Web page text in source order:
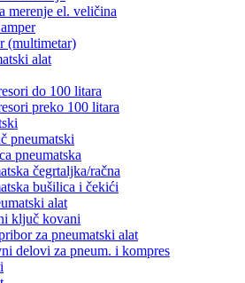
merenje el. veličina
(multimetar)
alat
do 100 litara
preko 100 litara
pneumatski
pneumatska
čegrtaljka/račna
bušilica i čekići
alat
ključ kovani
za pneumatski alat
delovi za pneum. i kompres